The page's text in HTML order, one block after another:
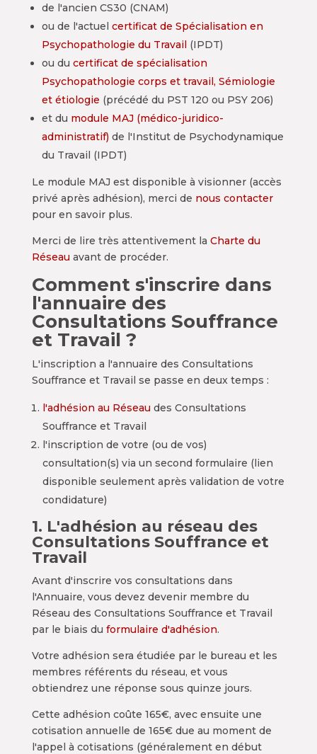
de l'ancien CS30 (CNAM)
ou de l'actuel certificat de Spécialisation en
Psychopathologie du Travail (IPDT)
ou du certificat de spécialisation
Psychopathologie corps et travail, Sémiologie
et étiologie (précédé du PST 120 ou PSY 206)
et du module MAJ (médico-juridico-
administratif) de l'Institut de Psychodynamique
du Travail (IPDT)
Le module MAJ est disponible à visionner (accès
privé après adhésion), merci de nous contacter
pour en savoir plus.
Merci de lire très attentivement la Charte du
Réseau avant de procéder.
Comment s'inscrire dans
l'annuaire des
Consultations Souffrance
et Travail ?
L'inscription a l'annuaire des Consultations
Souffrance et Travail se passe en deux temps :
l'adhésion au Réseau des Consultations
Souffrance et Travail
l'inscription de votre (ou de vos)
consultation(s) via un second formulaire (lien
disponible seulement après validation de votre
condidature)
1. L'adhésion au réseau des
Consultations Souffrance et
Travail
Avant d'inscrire vos consultations dans
l'Annuaire, vous devez devenir membre du
Réseau des Consultations Souffrance et Travail
par le biais du formulaire d'adhésion.
Votre adhésion sera étudiée par le bureau et les
membres référents du réseau, et vous
obtiendrez une réponse sous quinze jours.
Cette adhésion coûte 165€, avec ensuite une
cotisation annuelle de 165€ due au moment de
l'appel à cotisations (généralement en début